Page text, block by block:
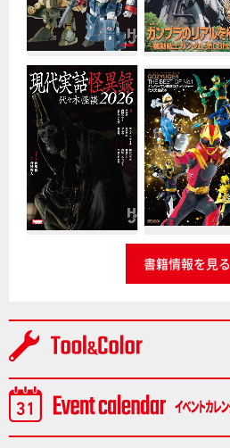
書籍情報を見る